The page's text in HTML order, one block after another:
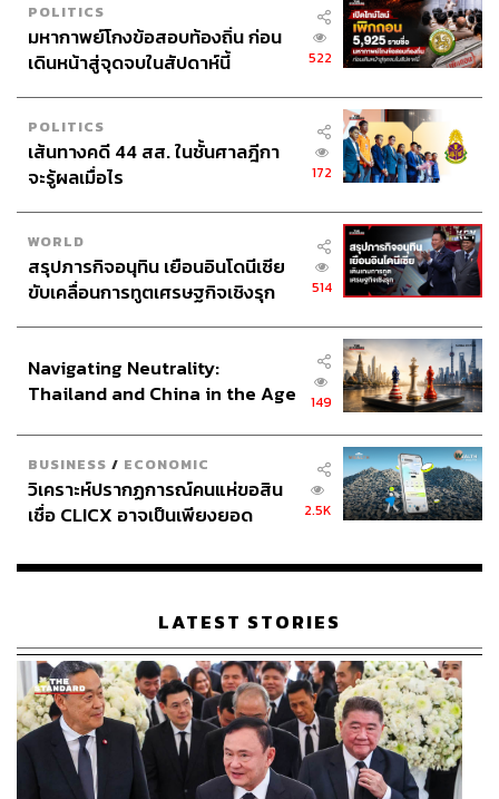
POLITICS
มหากาพย์โกงข้อสอบท้องถิ่น ก่อน
เดินหน้าสู่จุดจบในสัปดาห์นี้
522
POLITICS
เส้นทางคดี 44 สส. ในชั้นศาลฎีกา
จะรู้ผลเมื่อไร
172
WORLD
สรุปภารกิจอนุทิน เยือนอินโดนีเซีย
ขับเคลื่อนการทูตเศรษฐกิจเชิงรุก
514
Navigating Neutrality:
Thailand and China in the Age
149
BUSINESS / ECONOMIC
วิเคราะห์ปรากฏการณ์คนแห่ขอสิน
เชื่อ CLICX อาจเป็นเพียงยอด
เรือนไทยที่ถูกซุกไว้
2.5K
LATEST STORIES